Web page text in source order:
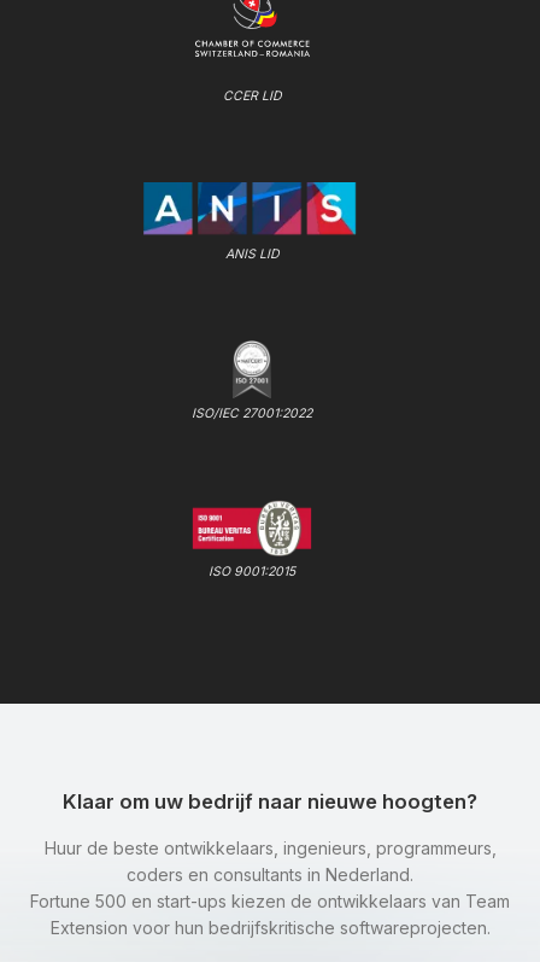
CCER LID
ANIS LID
ISO/IEC 27001:2022
ISO 9001:2015
Klaar om uw bedrijf naar nieuwe hoogten?
Huur de beste ontwikkelaars, ingenieurs, programmeurs,
coders en consultants in Nederland.
Fortune 500 en start-ups kiezen de ontwikkelaars van Team
Extension voor hun bedrijfskritische softwareprojecten.